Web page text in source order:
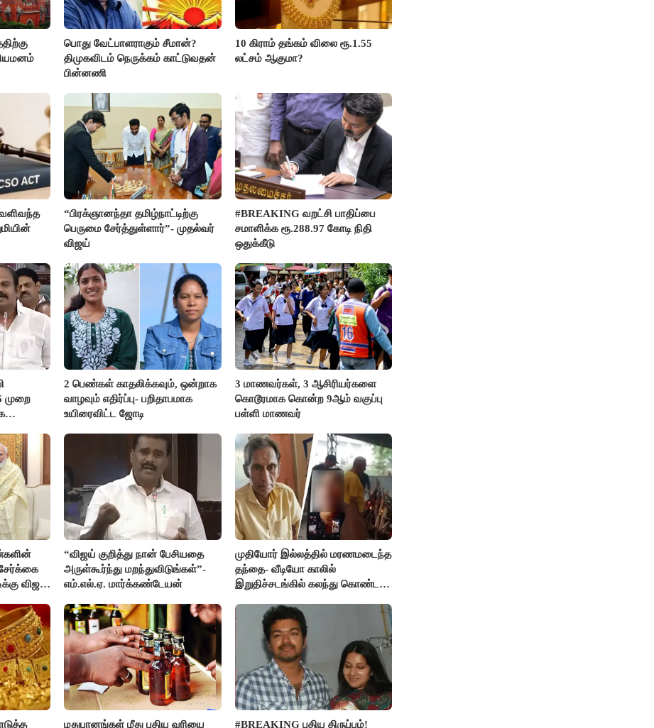
பொது வேட்பாளராகும் சீமான்?
திமுகவிடம் நெருக்கம் காட்டுவதன்
பின்னணி
10 கிராம் தங்கம் விலை ரூ.1.55
லட்சம் ஆகுமா?
“பிரக்ஞானந்தா தமிழ்நாட்டிற்கு
பெருமை சேர்த்துள்ளார்”- முதல்வர்
விஜய்
#BREAKING வறட்சி பாதிப்பை
சமாளிக்க ரூ.288.97 கோடி நிதி
ஒதுக்கீடு
முறை
2 பெண்கள் காதலிக்கவும், ஒன்றாக
வாழவும் எதிர்ப்பு- பறிதாபமாக
உயிரைவிட்ட ஜோடி
3 மாணவர்கள், 3 ஆசிரியர்களை
கொடூரமாக கொன்ற 9ஆம் வகுப்பு
பள்ளி மாணவர்
விஜய்
“விஜய் குறித்து நான் பேசியதை
அருள்கூர்ந்து மறந்துவிடுங்கள்”-
எம்.எல்.ஏ. மார்க்கண்டேயன்
முதியோர் இல்லத்தில் மரணமடைந்த
தந்தை- வீடியோ காலில்
இறுதிச்சடங்கில் கலந்து கொண்ட
மதுபானங்கள் மீது புதிய வரியை #BREAKING புதிய திருப்பம்!